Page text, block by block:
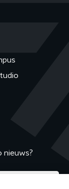
nieuws?